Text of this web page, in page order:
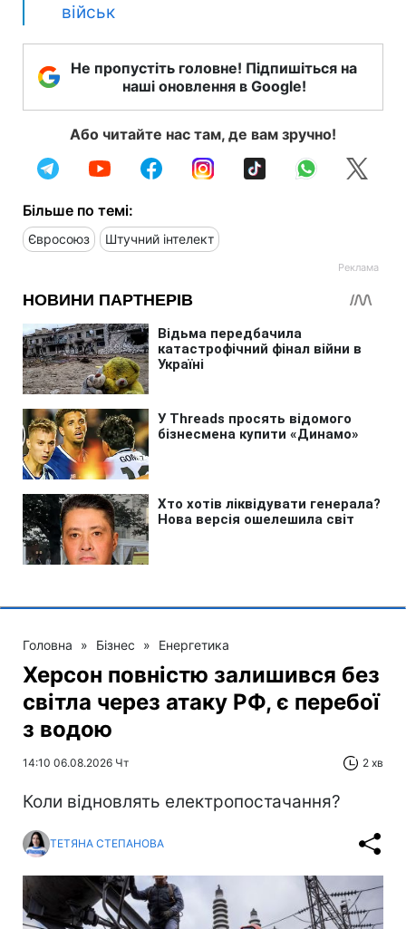
військ
Не пропустіть головне! Підпишіться на
наші оновлення в Google!
Або читайте нас там, де вам зручно!
Більше по темі:
Євросоюз Штучний інтелект
Головна » Бізнес » Енергетика
Херсон повністю залишився без
світла через атаку РФ, є перебої
з водою
14:10 06.08.2026 Чт 2 хв
Коли відновлять електропостачання?
ТЕТЯНА СТЕПАНОВА